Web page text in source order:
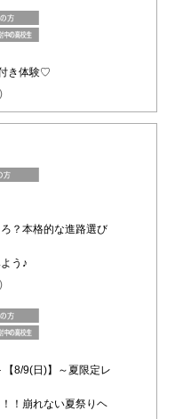
き体験♡
？本格的な進路選び
う♪
【8/9(日)】～夏限定レ
！崩れない夏祭りヘ